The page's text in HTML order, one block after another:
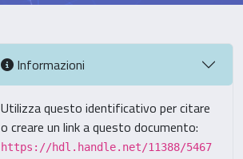
Informazioni
Utilizza questo identificativo per citare
o creare un link a questo documento:
https://hdl.handle.net/11388/5467